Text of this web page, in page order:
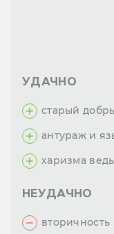
УДАЧНО
старый
антураж и
харизма
НЕУДАЧНО
вторичность